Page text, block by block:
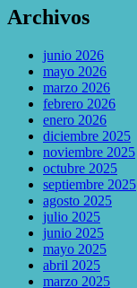
Archivos
junio 2026
mayo 2026
marzo 2026
febrero 2026
enero 2026
diciembre 2025
noviembre 2025
octubre 2025
septiembre 2025
agosto 2025
julio 2025
junio 2025
mayo 2025
abril 2025
marzo 2025